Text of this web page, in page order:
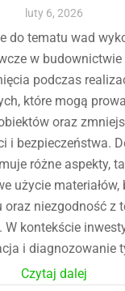
luty 6, 2026
do tematu wad
w budownictwie
podczas
które mogą
oraz
i bezpieczeństwa.
różne aspekty,
użycie materiałów,
oraz niezgodność z
W kontekście
i diagnozowanie
Czytaj dalej